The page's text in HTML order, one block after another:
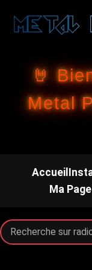
🤘
Metal
Accueil
Ma